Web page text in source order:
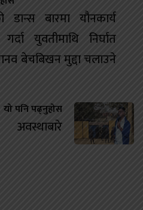
डान्स बारमा यौनकार्य
युवतीमाथि निर्घात
बेचबिखन मुद्दा चलाउने
यो पनि पढ्नुहोस
अवस्थाबारे